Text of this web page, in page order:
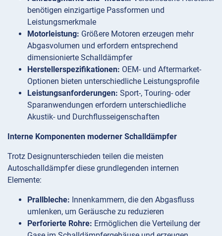
benötigen einzigartige Passformen und
Leistungsmerkmale
Motorleistung: Größere Motoren erzeugen mehr
Abgasvolumen und erfordern entsprechend
dimensionierte Schalldämpfer
Herstellerspezifikationen: OEM- und Aftermarket-
Optionen bieten unterschiedliche Leistungsprofile
Leistungsanforderungen: Sport-, Touring- oder
Sparanwendungen erfordern unterschiedliche
Akustik- und Durchflusseigenschaften
Interne Komponenten moderner Schalldämpfer
Trotz Designunterschieden teilen die meisten
Autoschalldämpfer diese grundlegenden internen
Elemente:
Prallbleche: Innenkammern, die den Abgasfluss
umlenken, um Geräusche zu reduzieren
Perforierte Rohre: Ermöglichen die Verteilung der